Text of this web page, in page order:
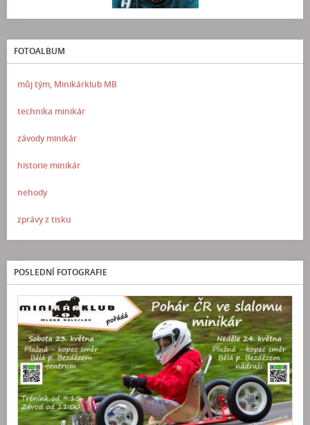
FOTOALBUM
můj tým, Minikárklub MB
technika minikár
závody minikár
historie minikár
nehody
zprávy z tisku
POSLEDNÍ FOTOGRAFIE